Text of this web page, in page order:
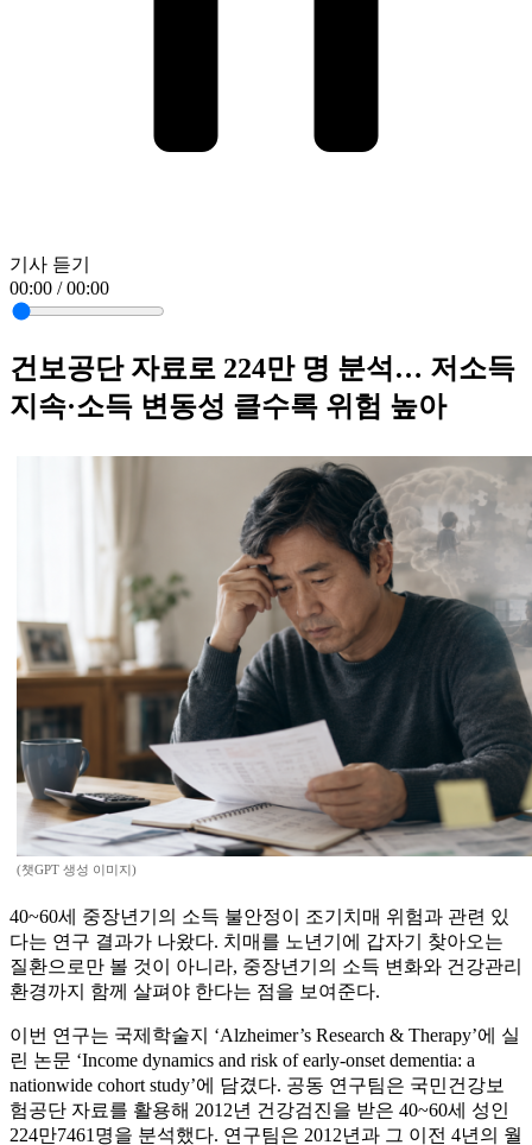
기사 듣기
00:00 / 00:00
건보공단 자료로 224만 명 분석… 저소득
지속·소득 변동성 클수록 위험 높아
(챗GPT 생성 이미지)
40~60세 중장년기의 소득 불안정이 조기치매 위험과 관련 있
다는 연구 결과가 나왔다. 치매를 노년기에 갑자기 찾아오는
질환으로만 볼 것이 아니라, 중장년기의 소득 변화와 건강관리
환경까지 함께 살펴야 한다는 점을 보여준다.
이번 연구는 국제학술지 ‘Alzheimer’s Research & Therapy’에 실
린 논문 ‘Income dynamics and risk of early-onset dementia: a
nationwide cohort study’에 담겼다. 공동 연구팀은 국민건강보
험공단 자료를 활용해 2012년 건강검진을 받은 40~60세 성인
224만7461명을 분석했다. 연구팀은 2012년과 그 이전 4년의 월